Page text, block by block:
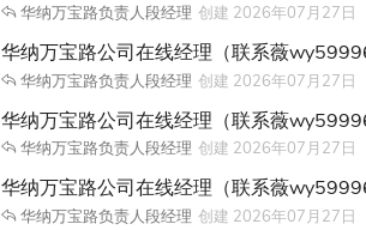
华纳万宝路负责人段经理 创建 2026年07月27日
华纳万宝路公司在线经理（联系薇
华纳万宝路负责人段经理 创建 2026年07月27日
华纳万宝路公司在线经理（联系薇
华纳万宝路负责人段经理 创建 2026年07月27日
华纳万宝路公司在线经理（联系薇
华纳万宝路负责人段经理 创建 2026年07月27日